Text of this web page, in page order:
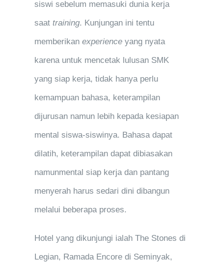
siswi sebelum memasuki dunia kerja
saat training. Kunjungan ini tentu
memberikan experience yang nyata
karena untuk mencetak lulusan SMK
yang siap kerja, tidak hanya perlu
kemampuan bahasa, keterampilan
dijurusan namun lebih kepada kesiapan
mental siswa-siswinya. Bahasa dapat
dilatih, keterampilan dapat dibiasakan
namunmental siap kerja dan pantang
menyerah harus sedari dini dibangun
melalui beberapa proses.
Hotel yang dikunjungi ialah The Stones di
Legian, Ramada Encore di Seminyak,